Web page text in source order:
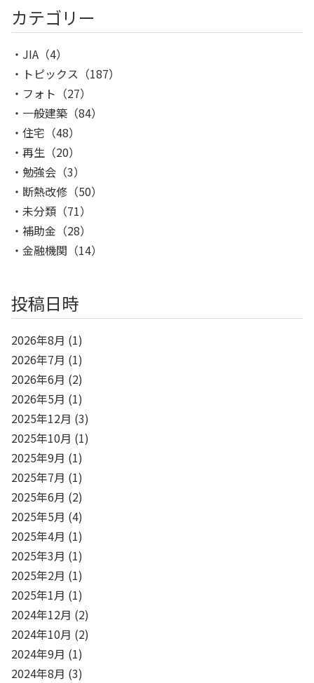
カテゴリー
JIA （4）
トピックス （187）
フォト （27）
一般建築 （84）
住宅 （48）
再生 （20）
勉強会 （3）
断熱改修 （50）
未分類 （71）
補助金 （28）
金融機関 （14）
投稿日時
2026年8月 (1)
2026年7月 (1)
2026年6月 (2)
2026年5月 (1)
2025年12月 (3)
2025年10月 (1)
2025年9月 (1)
2025年7月 (1)
2025年6月 (2)
2025年5月 (4)
2025年4月 (1)
2025年3月 (1)
2025年2月 (1)
2025年1月 (1)
2024年12月 (2)
2024年10月 (2)
2024年9月 (1)
2024年8月 (3)